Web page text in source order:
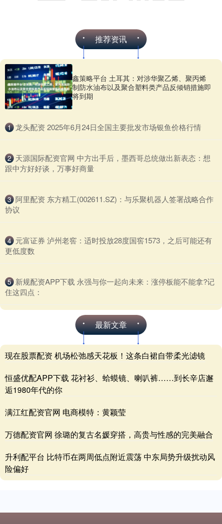
推荐资讯
鑫策略平台 土耳其：对涉华聚乙烯、聚丙烯
制防水油布以及聚合塑料类产品反倾销措施即
将到期
1 ​龙头配资 2025年6月24日全国主要批发市场银鱼价格行情
2 ​天源国际配资官网 中方出手后，墨西哥总统做出新表态：想
跟中方好好谈，万事好商量
3 ​阿里配资 东方精工(002611.SZ)：与乐聚机器人签署战略合作
协议
4 ​元富证券 泸州老窖：适时投放28度国窖1573，之后可能还有
更低度数
5 ​新规配资APP下载 永强与你一起向未来：涨停板能不能拿?记
住这四点：
最新文章
现在股票配资 机场松弛感天花板！这条白裙自带柔光滤镜
恒盛优配APP下载 花衬衫、蛤蟆镜、喇叭裤……到长辛店邂
逅1980年代的你
满江红配资官网 电商模特：黄颖莹
万德配资官网 徐璐的复古名媛穿搭，高贵与性感的完美融合
升利配平台 比特币在两周低点附近震荡 中东局势升级扰动风
险偏好